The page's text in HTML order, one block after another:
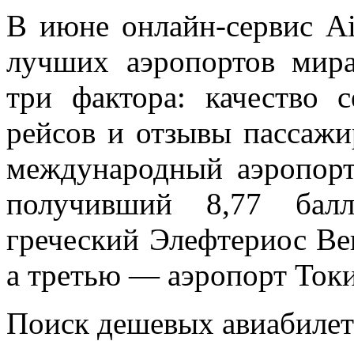
В июне онлайн-сервис
лучших аэропортов
три фактора: качество
рейсов и отзывы
международный
получивший 8,77
греческий Элефтериос
а третью — аэропорт
Поиск дешевых